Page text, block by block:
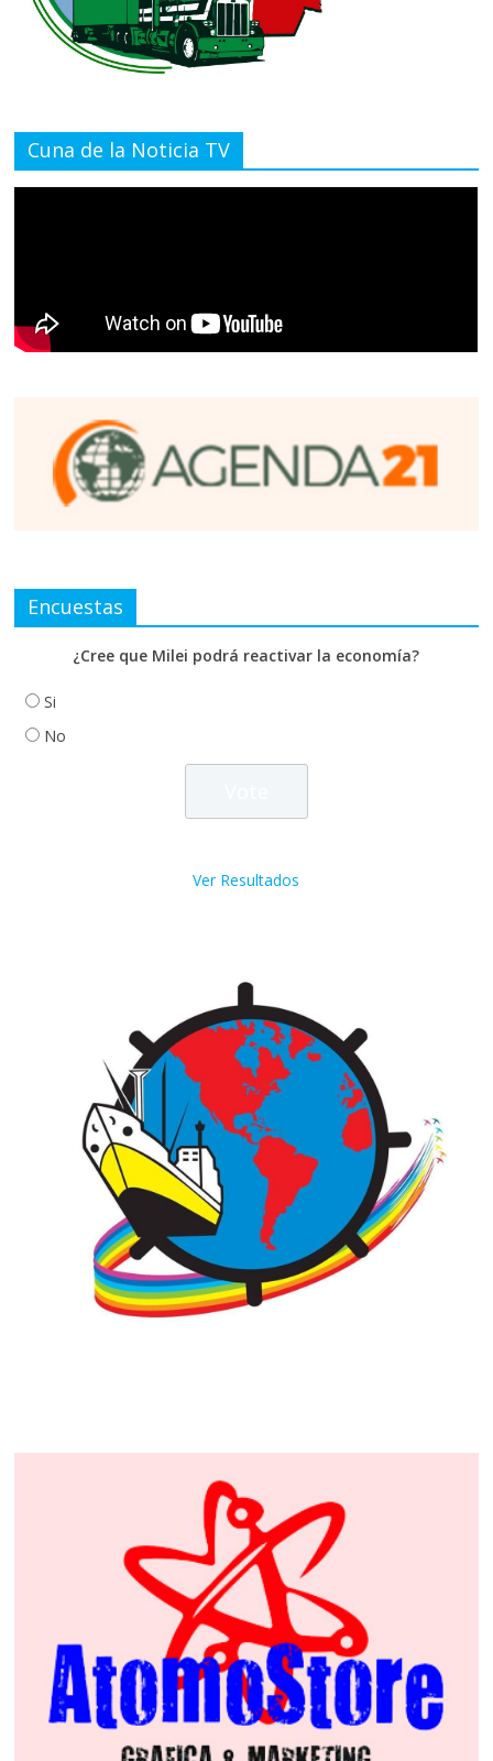
Cuna de la Noticia TV
Encuestas
¿Cree que Milei podrá reactivar la economía?
Si
No
Ver Resultados